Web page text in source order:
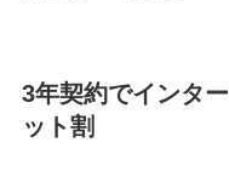
3年契約でインタ
ット割